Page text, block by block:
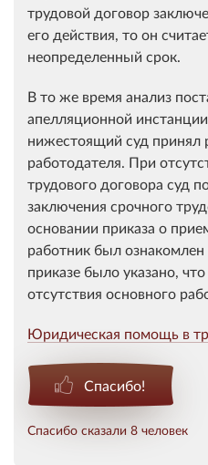
трудовой договор
его действия, то он
неопределенный срок.
В то же время анализ
апелляционной
нижестоящий суд принял
работодателя. При
трудового договора суд
заключения срочного
основании приказа о
работник был
приказе было указано,
отсутствия основного
Юридическая помощь в
Спасибо!
Спасибо сказали 8 человек